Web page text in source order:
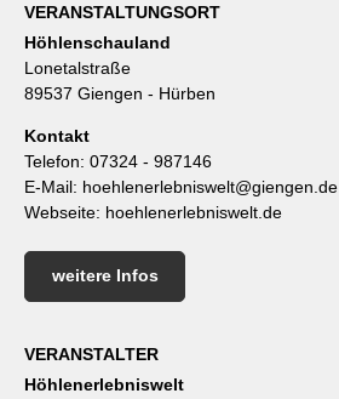
VERANSTALTUNGSORT
Höhlenschauland
Lonetalstraße
89537 Giengen - Hürben
Kontakt
Telefon: 07324 - 987146
E-Mail: hoehlenerlebniswelt@giengen.de
Webseite: hoehlenerlebniswelt.de
VERANSTALTER
Höhlenerlebniswelt
weitere Infos